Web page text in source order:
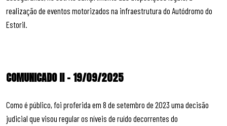
realização de eventos motorizados na infraestrutura do Autódromo do
Estoril.
COMUNICADO II – 19/09/2025
Como é público, foi proferida em 8 de setembro de 2023 uma decisão
judicial que visou regular os níveis de ruído decorrentes do